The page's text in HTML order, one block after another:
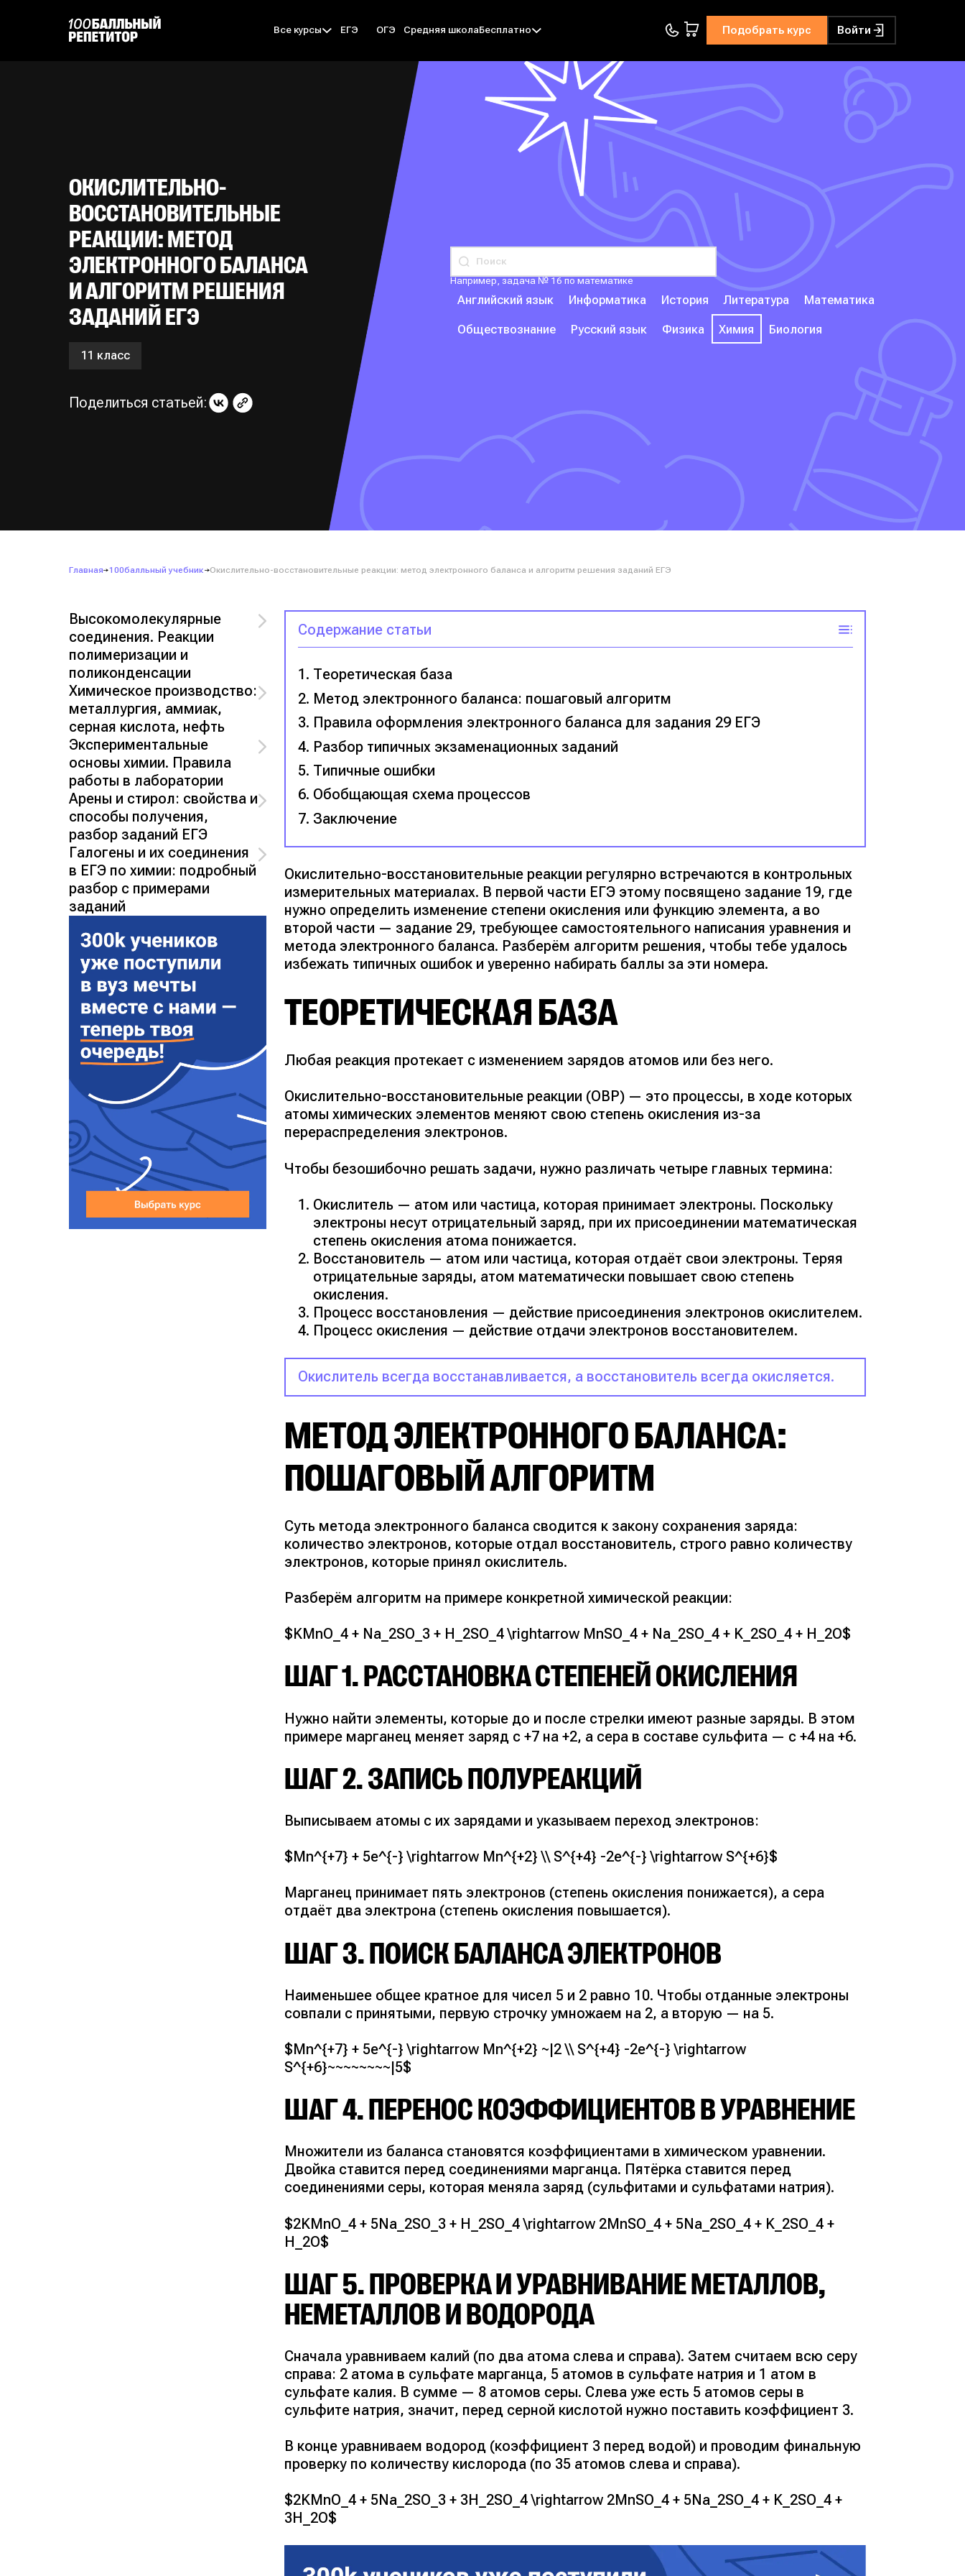
Все курсы ЕГЭ ОГЭ Средняя школаБесплатно Подобрать курс Войти
ОКИСЛИТЕЛЬНО-
ВОССТАНОВИТЕЛЬНЫЕ
РЕАКЦИИ: МЕТОД
ЭЛЕКТРОННОГО БАЛАНСА
И АЛГОРИТМ РЕШЕНИЯ
ЗАДАНИЙ ЕГЭ
11 класс
Поделиться статьей:
Например, задача № 16 по математике
Английский язык Информатика История Литература Математика
Обществознание Русский язык Физика Химия Биология
Главная 100балльный учебник Окислительно-восстановительные реакции: метод электронного баланса и алгоритм решения заданий ЕГЭ
Высокомолекулярные
соединения. Реакции
полимеризации и
поликонденсации
Химическое производство:
металлургия, аммиак,
серная кислота, нефть
Экспериментальные
основы химии. Правила
работы в лаборатории
Арены и стирол: свойства и
способы получения,
разбор заданий ЕГЭ
Галогены и их соединения
в ЕГЭ по химии: подробный
разбор с примерами
заданий
Содержание статьи
Теоретическая база
Метод электронного баланса: пошаговый алгоритм
Правила оформления электронного баланса для задания 29 ЕГЭ
Разбор типичных экзаменационных заданий
Типичные ошибки
Обобщающая схема процессов
Заключение
Окислительно-восстановительные реакции регулярно встречаются в контрольных
измерительных материалах. В первой части ЕГЭ этому посвящено задание 19, где
нужно определить изменение степени окисления или функцию элемента, а во
второй части — задание 29, требующее самостоятельного написания уравнения и
метода электронного баланса. Разберём алгоритм решения, чтобы тебе удалось
избежать типичных ошибок и уверенно набирать баллы за эти номера.
ТЕОРЕТИЧЕСКАЯ БАЗА
Любая реакция протекает с изменением зарядов атомов или без него.
Окислительно-восстановительные реакции (ОВР) — это процессы, в ходе которых
атомы химических элементов меняют свою степень окисления из-за
перераспределения электронов.
Чтобы безошибочно решать задачи, нужно различать четыре главных термина:
Окислитель — атом или частица, которая принимает электроны. Поскольку
электроны несут отрицательный заряд, при их присоединении математическая
степень окисления атома понижается.
Восстановитель — атом или частица, которая отдаёт свои электроны. Теряя
отрицательные заряды, атом математически повышает свою степень
окисления.
Процесс восстановления — действие присоединения электронов окислителем.
Процесс окисления — действие отдачи электронов восстановителем.
Окислитель всегда восстанавливается, а восстановитель всегда окисляется.
МЕТОД ЭЛЕКТРОННОГО БАЛАНСА:
ПОШАГОВЫЙ АЛГОРИТМ
Суть метода электронного баланса сводится к закону сохранения заряда:
количество электронов, которые отдал восстановитель, строго равно количеству
электронов, которые принял окислитель.
Разберём алгоритм на примере конкретной химической реакции:
$KMnO_4 + Na_2SO_3 + H_2SO_4 \rightarrow MnSO_4 + Na_2SO_4 + K_2SO_4 + H_2O$
ШАГ 1. РАССТАНОВКА СТЕПЕНЕЙ ОКИСЛЕНИЯ
Нужно найти элементы, которые до и после стрелки имеют разные заряды. В этом
примере марганец меняет заряд с +7 на +2, а сера в составе сульфита — с +4 на +6.
ШАГ 2. ЗАПИСЬ ПОЛУРЕАКЦИЙ
Выписываем атомы с их зарядами и указываем переход электронов:
$Mn^{+7} + 5e^{-} \rightarrow Mn^{+2} \\ S^{+4} -2e^{-} \rightarrow S^{+6}$
Марганец принимает пять электронов (степень окисления понижается), а сера
отдаёт два электрона (степень окисления повышается).
ШАГ 3. ПОИСК БАЛАНСА ЭЛЕКТРОНОВ
Наименьшее общее кратное для чисел 5 и 2 равно 10. Чтобы отданные электроны
совпали с принятыми, первую строчку умножаем на 2, а вторую — на 5.
$Mn^{+7} + 5e^{-} \rightarrow Mn^{+2} ~|2 \\ S^{+4} -2e^{-} \rightarrow
S^{+6}~~~~~~~~|5$
ШАГ 4. ПЕРЕНОС КОЭФФИЦИЕНТОВ В УРАВНЕНИЕ
Множители из баланса становятся коэффициентами в химическом уравнении.
Двойка ставится перед соединениями марганца. Пятёрка ставится перед
соединениями серы, которая меняла заряд (сульфитами и сульфатами натрия).
$2KMnO_4 + 5Na_2SO_3 + H_2SO_4 \rightarrow 2MnSO_4 + 5Na_2SO_4 + K_2SO_4 +
H_2O$
ШАГ 5. ПРОВЕРКА И УРАВНИВАНИЕ МЕТАЛЛОВ,
НЕМЕТАЛЛОВ И ВОДОРОДА
Сначала уравниваем калий (по два атома слева и справа). Затем считаем всю серу
справа: 2 атома в сульфате марганца, 5 атомов в сульфате натрия и 1 атом в
сульфате калия. В сумме — 8 атомов серы. Слева уже есть 5 атомов серы в
сульфите натрия, значит, перед серной кислотой нужно поставить коэффициент 3.
В конце уравниваем водород (коэффициент 3 перед водой) и проводим финальную
проверку по количеству кислорода (по 35 атомов слева и справа).
$2KMnO_4 + 5Na_2SO_3 + 3H_2SO_4 \rightarrow 2MnSO_4 + 5Na_2SO_4 + K_2SO_4 +
3H_2O$